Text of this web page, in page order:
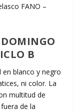
FANO –
B
en blanco y negro
ni color. La
multitud de
de la